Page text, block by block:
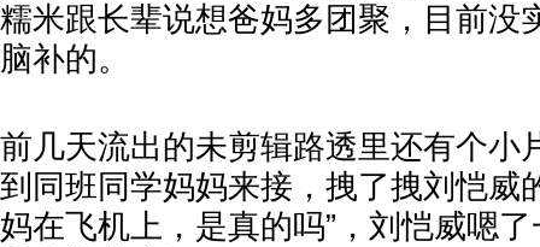
糯米跟长辈说想爸妈多团聚，目前没
脑补的。
前几天流出的未剪辑路透里还有个小
到同班同学妈妈来接，拽了拽刘恺威
妈在飞机上，是真的吗”，刘恺威嗯